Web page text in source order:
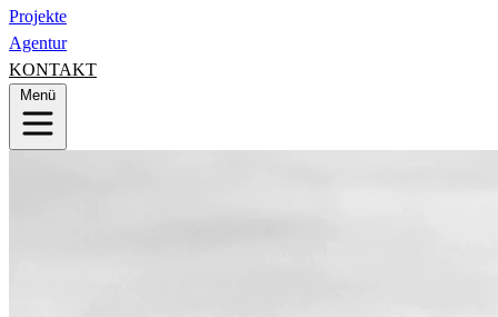
Projekte
Agentur
KONTAKT
Menü